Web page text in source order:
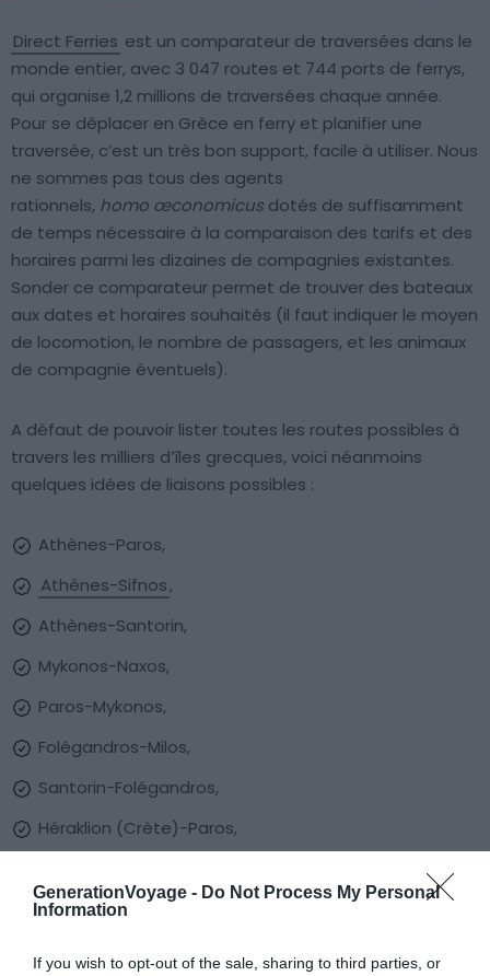
GenerationVoyage - Do Not Process My Personal
Information
If you wish to opt-out of the sale, sharing to third parties, or
Direct Ferries est un comparateur de traversées dans le
monde entier, avec 3 047 routes et 744 ports de ferrys,
qui organise 1,2 millions de traversées chaque année.
Pour se déplacer en Grèce en ferry et planifier une
traversée, c’est un très bon support, facile à utiliser. Nous
ne sommes pas tous des agents
rationnels, homo œconomicus dotés de suffisamment
de temps nécessaire à la comparaison des tarifs et des
horaires parmi les dizaines de compagnies existantes.
Sonder ce comparateur permet de trouver des bateaux
aux dates et horaires souhaités (il faut indiquer le moyen
de locomotion, le nombre de passagers, et les animaux
de compagnie éventuels).
A défaut de pouvoir lister toutes les routes possibles à
travers les milliers d’îles grecques, voici néanmoins
quelques idées de liaisons possibles :
Athènes-Paros,
Athènes-Sifnos,
Athènes-Santorin,
Mykonos-Naxos,
Paros-Mykonos,
Folégandros-Milos,
Santorin-Folégandros,
Héraklion (Crète)-Paros,
Corfou-Ancône (Italie),